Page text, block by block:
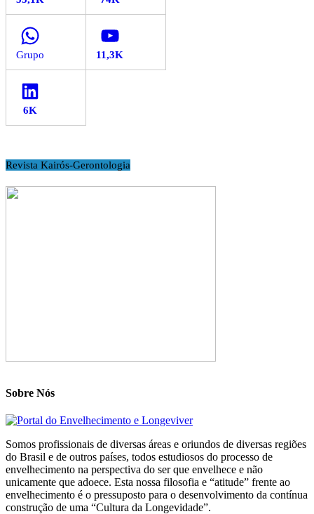
WhatsApp YouTube
LinkedIn
Revista Kairós-Gerontologia
Sobre Nós
Somos profissionais de diversas áreas e oriundos de diversas regiões
do Brasil e de outros países, todos estudiosos do processo de
envelhecimento na perspectiva do ser que envelhece e não
unicamente que adoece. Esta nossa filosofia e “atitude” frente ao
envelhecimento é o pressuposto para o desenvolvimento da contínua
construção de uma “Cultura da Longevidade”.